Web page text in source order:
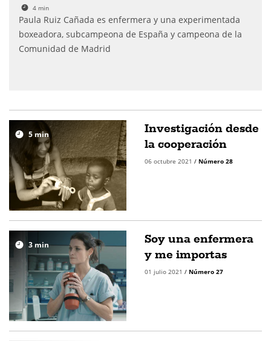
4 min
Paula Ruiz Cañada es enfermera y una experimentada
boxeadora, subcampeona de España y campeona de la
Comunidad de Madrid
5 min
Investigación desde
la cooperación
06 octubre 2021 / Número 28
3min
Soy una enfermera
y me importas
01 julio 2021 / Número 27